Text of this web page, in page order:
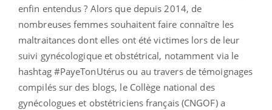
enfin entendus ? Alors que depuis 2014, de
nombreuses femmes souhaitent faire connaître les
maltraitances dont elles ont été victimes lors de leur
suivi gynécologique et obstétrical, notamment via le
hashtag #PayeTonUtérus ou au travers de témoignages
compilés sur des blogs, le Collège national des
gynécologues et obstétriciens français (CNGOF) a